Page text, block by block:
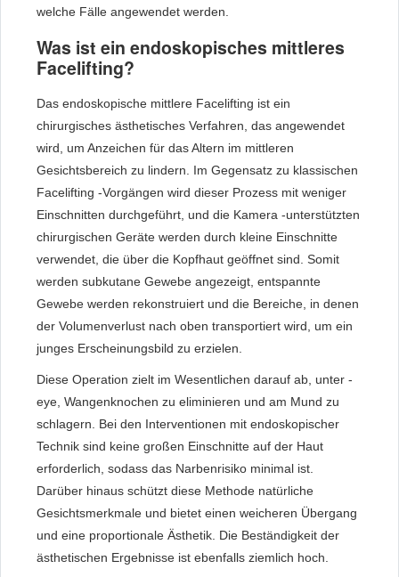
welche Fälle angewendet werden.
Was ist ein endoskopisches mittleres
Facelifting?
Das endoskopische mittlere Facelifting ist ein
chirurgisches ästhetisches Verfahren, das angewendet
wird, um Anzeichen für das Altern im mittleren
Gesichtsbereich zu lindern. Im Gegensatz zu klassischen
Facelifting -Vorgängen wird dieser Prozess mit weniger
Einschnitten durchgeführt, und die Kamera -unterstützten
chirurgischen Geräte werden durch kleine Einschnitte
verwendet, die über die Kopfhaut geöffnet sind. Somit
werden subkutane Gewebe angezeigt, entspannte
Gewebe werden rekonstruiert und die Bereiche, in denen
der Volumenverlust nach oben transportiert wird, um ein
junges Erscheinungsbild zu erzielen.
Diese Operation zielt im Wesentlichen darauf ab, unter -
eye, Wangenknochen zu eliminieren und am Mund zu
schlagern. Bei den Interventionen mit endoskopischer
Technik sind keine großen Einschnitte auf der Haut
erforderlich, sodass das Narbenrisiko minimal ist.
Darüber hinaus schützt diese Methode natürliche
Gesichtsmerkmale und bietet einen weicheren Übergang
und eine proportionale Ästhetik. Die Beständigkeit der
ästhetischen Ergebnisse ist ebenfalls ziemlich hoch.